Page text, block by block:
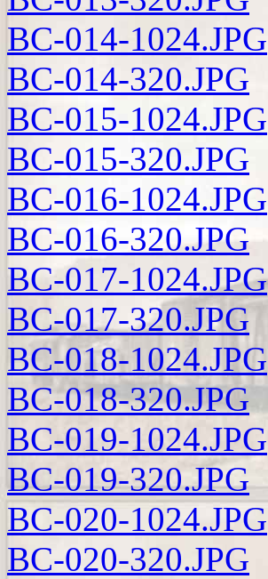
BC-014-1024.JPG
BC-014-320.JPG
BC-015-1024.JPG
BC-015-320.JPG
BC-016-1024.JPG
BC-016-320.JPG
BC-017-1024.JPG
BC-017-320.JPG
BC-018-1024.JPG
BC-018-320.JPG
BC-019-1024.JPG
BC-019-320.JPG
BC-020-1024.JPG
BC-020-320.JPG